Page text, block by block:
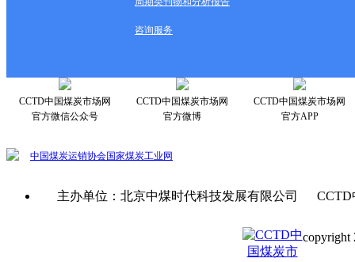
咨询服务
CCTD中国煤炭市场网
官方微信公众号
CCTD中国煤炭市场网
官方微博
CCTD中国煤炭市场网
官方APP
中国煤炭运销协会国家煤炭工业网
主办单位：北京中煤时代科技发展有限公司
copyright